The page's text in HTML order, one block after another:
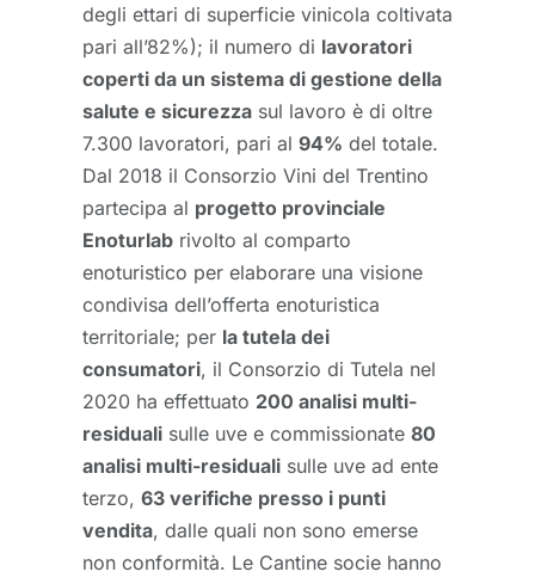
degli ettari di superficie vinicola coltivata
pari all’82%); il numero di lavoratori
coperti da un sistema di gestione della
salute e sicurezza sul lavoro è di oltre
7.300 lavoratori, pari al 94% del totale.
Dal 2018 il Consorzio Vini del Trentino
partecipa al progetto provinciale
Enoturlab rivolto al comparto
enoturistico per elaborare una visione
condivisa dell’offerta enoturistica
territoriale; per la tutela dei
consumatori, il Consorzio di Tutela nel
2020 ha effettuato 200 analisi multi-
residuali sulle uve e commissionate 80
analisi multi-residuali sulle uve ad ente
terzo, 63 verifiche presso i punti
vendita, dalle quali non sono emerse
non conformità. Le Cantine socie hanno